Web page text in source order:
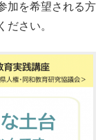
加を希望される方
ださい。